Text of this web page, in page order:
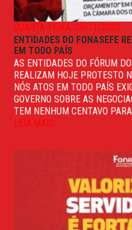
QUARTA-FEIRA, 08/11/2023
ENTIDADES DO FONASEFE
EM TODO PAÍS
AS ENTIDADES DO FÓRUM
REALIZAM HOJE PROTESTO
NÓS ATOS EM TODO PAÍS
GOVERNO SOBRE AS
TEM NENHUM CENTAVO
LEIA MAIS